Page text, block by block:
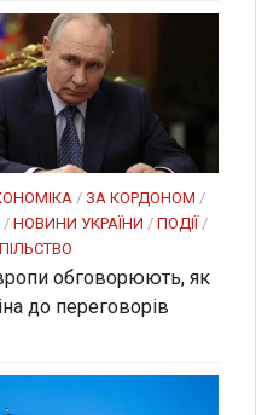
/ ЗА КОРДОНОМ /
/ НОВИНИ УКРАЇНИ / ПОДІЇ/
обговорюють, як
до переговорів